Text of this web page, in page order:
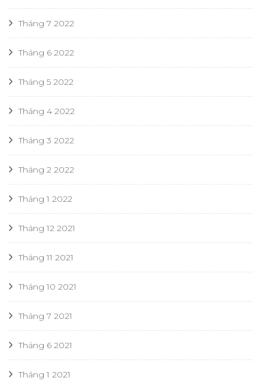
Tháng 7 2022
Tháng 6 2022
Tháng 5 2022
Tháng 4 2022
Tháng 3 2022
Tháng 2 2022
Tháng 1 2022
Tháng 12 2021
Tháng 11 2021
Tháng 10 2021
Tháng 7 2021
Tháng 6 2021
Tháng 1 2021